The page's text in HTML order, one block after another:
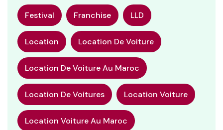
Festival Franchise LLD
Location Location De Voiture
Location De Voiture Au Maroc
Location De Voitures Location Voiture
Location Voiture Au Maroc